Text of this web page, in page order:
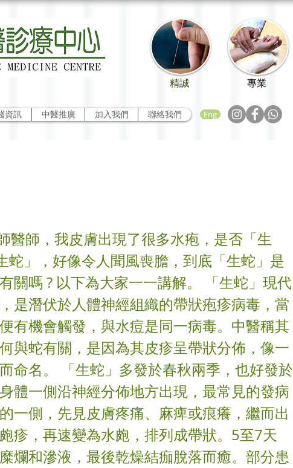
精誠
資訊 中醫推廣 加入我們 聯絡我們 Eng
專業
醫師，我皮膚出現了很多水疱，是否「生
蛇」，好像令人聞風喪膽，到底「生蛇」是
關嗎 ? 以下為大家一一講解。 「生蛇」現代
是潛伏於人體神經組織的帶狀疱疹病毒，當
有機會觸發，與水痘是同一病毒。中醫稱其
與蛇有關，是因為其皮疹呈帶狀分佈，像一
命名。 「生蛇」多發於春秋兩季，也好發於
體一側沿神經分佈地方出現，最常見的發病
一側，先見皮膚疼痛、麻痺或痕癢，繼而出
疹，再速變為水皰，排列成帶狀。5至7天
爛和滲液，最後乾燥結痂脫落而癒。部分患